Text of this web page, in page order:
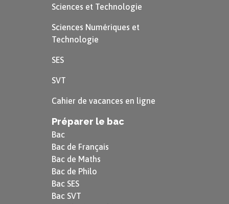
Sciences et Technologie
Sciences Numériques et
Technologie
SES
SVT
Cahier de vacances en ligne
Préparer le bac
Bac
Bac de Français
Bac de Maths
Bac de Philo
Bac SES
Bac SVT